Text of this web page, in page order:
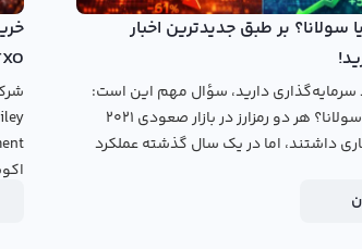
سولانا؟ بر طبق جدیدترین اخبار
سرمایه‌گذاری دارید، سؤال مهم این است:
دوج بخریم یا سولانا؟ هر دو رمزارز در بازار صعودی ۲۰۲۱
داشتند، اما در یک سال گذشته عملکرد